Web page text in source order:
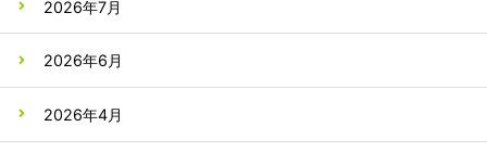
2026年7月
2026年6月
2026年4月